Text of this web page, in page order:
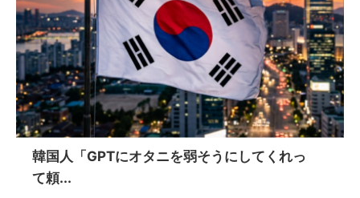
韓国人「GPTにオタニを弱そうにしてくれっ
て頼...